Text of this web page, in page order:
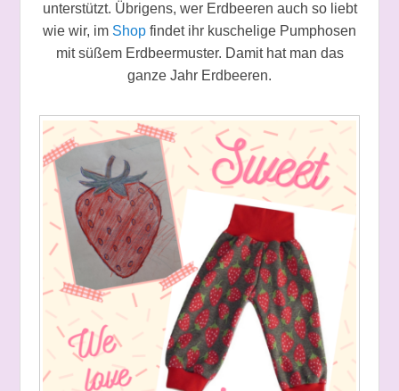
unterstützt. Übrigens, wer Erdbeeren auch so liebt
wie wir, im Shop findet ihr kuschelige Pumphosen
mit süßem Erdbeermuster. Damit hat man das
ganze Jahr Erdbeeren.